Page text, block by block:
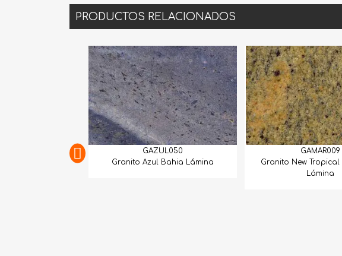
PRODUCTOS RELACIONADOS
GAZUL050
Granito Azul Bahia Lámina
GAMAR009
Granito New
Lámina